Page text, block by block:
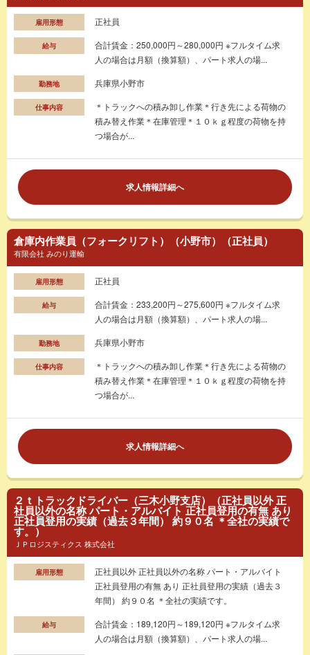
雇用形態 正社員
給与
合計賃金：250,000円～280,000円 ※フルタイム求
人の場合は月額（換算額）、パート求人の場...
勤務地 兵庫県小野市
仕事内容
＊トラックへの積み卸し作業＊行き先による荷物の
積み替え作業＊在庫管理＊１０ｋｇ程度の荷物を持
つ場合が...
求人情報詳細へ
倉庫内作業員（フォークリフト）（小野市）（正社員）
有限会社 みのり運輸
雇用形態 正社員
給与
合計賃金：233,200円～275,600円 ※フルタイム求
人の場合は月額（換算額）、パート求人の場...
勤務地 兵庫県小野市
仕事内容
＊トラックへの積み卸し作業＊行き先による荷物の
積み替え作業＊在庫管理＊１０ｋｇ程度の荷物を持
つ場合が...
求人情報詳細へ
２ｔトラックドライバー（三木小野支店）（正社員以外 正
社員以外の名称 パート・アルバイト 正社員登用の有無 あり
正社員登用の実績（過去３年間） 約９０名 ＊全社の実績で
す。）
ＪＰロジスティクス 株式会社
雇用形態
正社員以外 正社員以外の名称 パート・アルバイト
正社員登用の有無 あり 正社員登用の実績（過去３
年間） 約９０名 ＊全社の実績です。
給与
合計賃金：189,120円～189,120円 ※フルタイム求
人の場合は月額（換算額）、パート求人の場...